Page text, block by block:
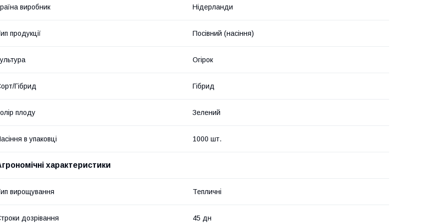
виробник Нідерланди
продукції Посівний (насіння)
Огірок
Гібрид Гібрид
плоду Зелений
в упаковці 1000 шт.
характеристики
вирощування Тепличні
дозрівання 45 дн